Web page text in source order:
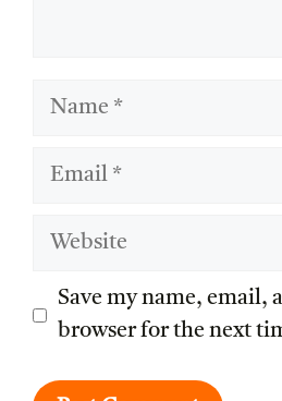
Name
Email
Website
Save my name, email,
browser for the next